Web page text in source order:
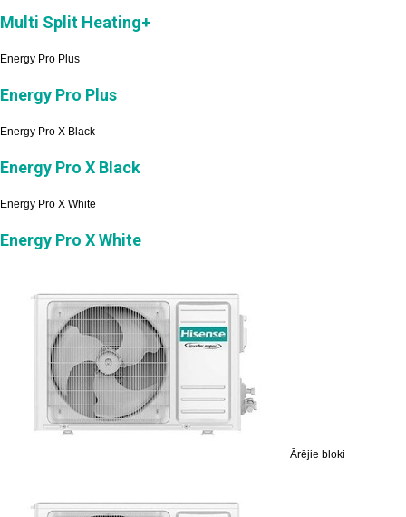
Multi Split Heating+
Energy Pro Plus
Energy Pro Plus
Energy Pro X Black
Energy Pro X Black
Energy Pro X White
Energy Pro X White
Ārējie bloki